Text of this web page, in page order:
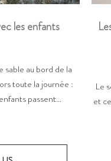
les enfants
sable au bord de la
toute la journée :
passent...
Le
et